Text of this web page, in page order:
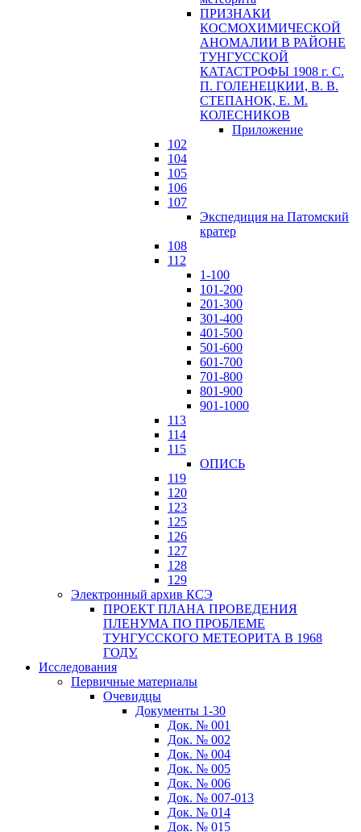
ПРИЗНАКИ
КОСМОХИМИЧЕСКОЙ
АНОМАЛИИ В РАЙОНЕ
ТУНГУССКОЙ
КАТАСТРОФЫ 1908 г. С.
П. ГОЛЕНЕЦКИИ, В. В.
СТЕПАНОК, Е. М.
КОЛЕСНИКОВ
Приложение
102
104
105
106
107
Экспедиция на Патомский
кратер
108
112
1-100
101-200
201-300
301-400
401-500
501-600
601-700
701-800
801-900
901-1000
113
114
115
ОПИСЬ
119
120
123
125
126
127
128
129
Электронный архив КСЭ
ПРОЕКТ ПЛАНА ПРОВЕДЕНИЯ
ПЛЕНУМА ПО ПРОБЛЕМЕ
ТУНГУССКОГО МЕТЕОРИТА В 1968
ГОДУ.
Исследования
Первичные материалы
Очевидцы
Документы 1-30
Док. № 001
Док. № 002
Док. № 004
Док. № 005
Док. № 006
Док. № 007-013
Док. № 014
Док. № 015